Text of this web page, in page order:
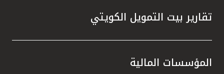
تقارير بيت التمويل الكويتي
المؤسسات المالية